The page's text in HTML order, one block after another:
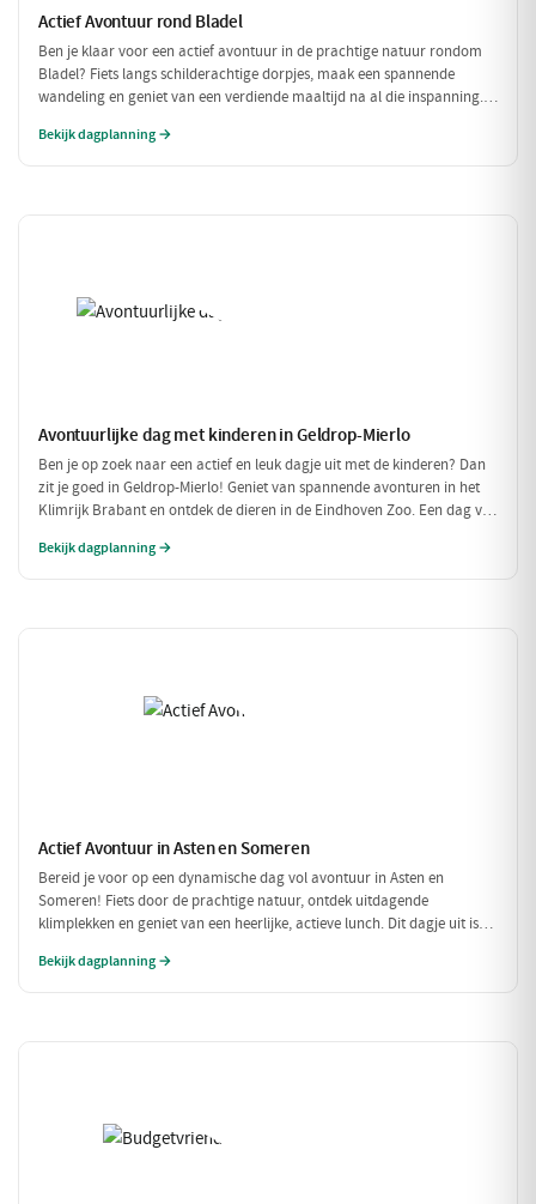
Actief Avontuur rond Bladel
Ben je klaar voor een actief avontuur in de prachtige natuur rondom
Bladel? Fiets langs schilderachtige dorpjes, maak een spannende
wandeling en geniet van een verdiende maaltijd na al die inspanning.
buiten zijn houdt!
Bekijk dagplanning →
Avontuurlijke dag met kinderen in Geldrop-Mierlo
Ben je op zoek naar een actief en leuk dagje uit met de kinderen? Dan
zit je goed in Geldrop-Mierlo! Geniet van spannende avonturen in het
Klimrijk Brabant en ontdek de dieren in de Eindhoven Zoo. Een dag vol
Bekijk dagplanning →
Actief Avontuur in Asten en Someren
Bereid je voor op een dynamische dag vol avontuur in Asten en
Someren! Fiets door de prachtige natuur, ontdek uitdagende
klimplekken en geniet van een heerlijke, actieve lunch. Dit dagje uit is
Bekijk dagplanning →